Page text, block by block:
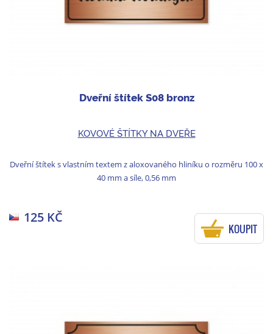
Dveřní štítek S08 bronz
KOVOVÉ ŠTÍTKY NA DVEŘE
Dveřní štítek s vlastním textem z aloxovaného hliníku o rozměru 100 x
40 mm a síle, 0,56 mm
125 KČ
KOUPIT